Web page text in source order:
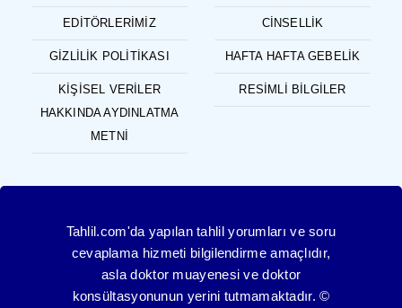
EDITÖRLERIMIZ
GIZLILIK POLITIKASI
KIŞISEL VERILER
HAKKINDA AYDINLATMA
METNI
CINSELLIK
HAFTA HAFTA GEBELIK
RESIMLI BILGILER
Tahlil.com'da yapılan tahlil yorumları ve soru
cevaplama hizmeti bilgilendirme amaçlıdır,
asla doktor muayenesi ve doktor
konsültasyonunun yerini tutmamaktadır. ©